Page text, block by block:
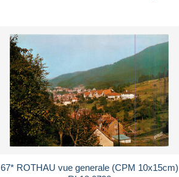
67* ROTHAU vue generale (CPM 10x15cm)